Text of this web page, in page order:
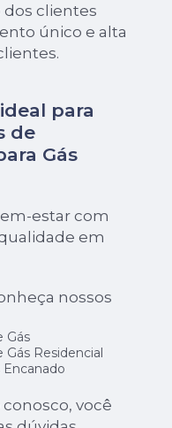
dos clientes
único e alta
para
de
Gás
estar com
em
nossos
Gás
Gás Residencial
Encanado
você